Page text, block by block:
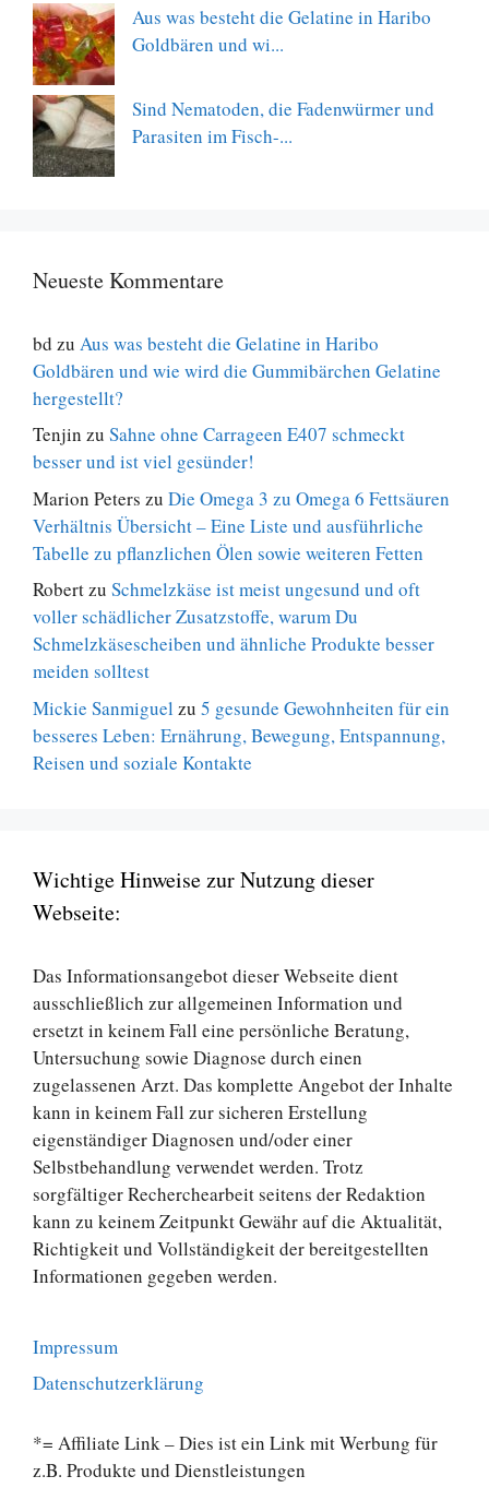
Aus was besteht die Gelatine in Haribo
Goldbären und wi...
Sind Nematoden, die Fadenwürmer und
Parasiten im Fisch-...
Neueste Kommentare
bd zu Aus was besteht die Gelatine in Haribo
Goldbären und wie wird die Gummibärchen Gelatine
hergestellt?
Tenjin zu Sahne ohne Carrageen E407 schmeckt
besser und ist viel gesünder!
Marion Peters zu Die Omega 3 zu Omega 6 Fettsäuren
Verhältnis Übersicht – Eine Liste und ausführliche
Tabelle zu pflanzlichen Ölen sowie weiteren Fetten
Robertzu Schmelzkäse ist meist ungesund und oft
voller schädlicher Zusatzstoffe, warum Du
Schmelzkäsescheiben und ähnliche Produkte besser
meiden solltest
Mickie Sanmiguel zu 5 gesunde Gewohnheiten für ein
besseres Leben: Ernährung, Bewegung, Entspannung,
Reisen und soziale Kontakte
Wichtige Hinweise zur Nutzung dieser
Webseite:
Das Informationsangebot dieser Webseite dient
ausschließlich zur allgemeinen Information und
ersetzt in keinem Fall eine persönliche Beratung,
Untersuchung sowie Diagnose durch einen
zugelassenen Arzt. Das komplette Angebot der Inhalte
kann in keinem Fall zur sicheren Erstellung
eigenständiger Diagnosen und/oder einer
Selbstbehandlung verwendet werden. Trotz
sorgfältiger Recherchearbeit seitens der Redaktion
kann zu keinem Zeitpunkt Gewähr auf die Aktualität,
Richtigkeit und Vollständigkeit der bereitgestellten
Informationen gegeben werden.
Impressum
Datenschutzerklärung
*= Affiliate Link – Dies ist ein Link mit Werbung für
z.B. Produkte und Dienstleistungen